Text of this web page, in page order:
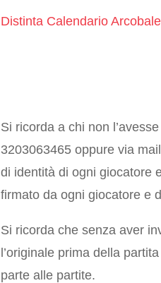
Distinta Calendario
Si ricorda a chi non
3203063465 oppure via
di identità di ogni giocatore
firmato da ogni giocatore e
Si ricorda che senza aver
l’originale prima della
parte alle partite.